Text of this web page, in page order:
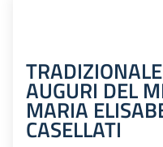
AUGURI DEL
MARIA
CASELLATI